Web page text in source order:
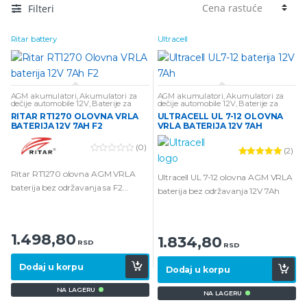
Filteri
Ritar battery
AGM akumulatori ,Akumulatori za
dečije automobile 12V, Baterije za
alarmne sisteme Baterije za UPS
Olovne baterije
RITAR RT1270 OLOVNA VRLA
BATERIJA 12V 7AH F2
u
o
(0)
Ritar RT1270 olovna AGM VRLA
baterija bez održavanja sa F2
1.498,80 RSD
Dodaj u korpu
NA LAGERU
Ultracell
AGM akumulatori ,Akumulatori za
dečije automobile 12V, Baterije za
alarmne sisteme Olovne baterije
ULTRACELL UL 7-12 OLOVNA
VRLA BATERIJA 12V 7AH
(2)
Ultracell UL 7-12 olovna AGM VRLA
baterija bez održavanja 12V 7Ah
1.834,80 RSD
Dodaj u korpu
NA LAGERU